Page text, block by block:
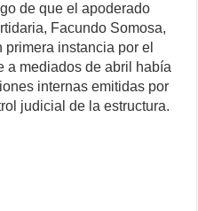
de que el apoderado
Facundo Somosa,
instancia por el
a mediados de abril había
internas emitidas por
judicial de la estructura.